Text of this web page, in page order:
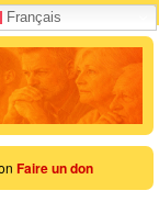
Français
Faire un don